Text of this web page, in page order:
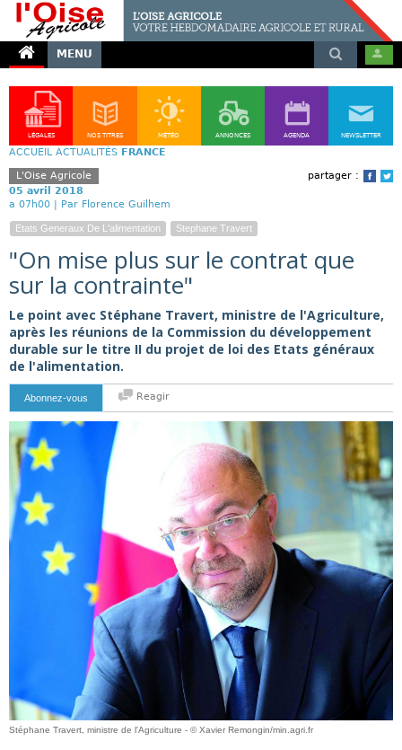
MENU
LÉGALES NOS TITRES MÉTÉO ANNONCES AGENDA NEWSLETTER
ACCUEIL ACTUALITÉS FRANCE
partager :
L'Oise Agricole
05 avril 2018
a 07h00 | Par Florence Guilhem
Etats Generaux De L'alimentation Stephane Travert
"On mise plus sur le contrat que
sur la contrainte"
Le point avec Stéphane Travert, ministre de l'Agriculture,
après les réunions de la Commission du développement
durable sur le titre II du projet de loi des Etats généraux
de l'alimentation.
Abonnez-vous Reagir
Stéphane Travert, ministre de l'Agriculture - © Xavier Remongin/min.agri.fr